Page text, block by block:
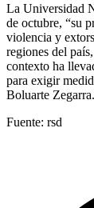
La Universidad
de octubre, “su
violencia y
regiones del
contexto ha
para exigir
Boluarte Zegarra.
Fuente: rsd